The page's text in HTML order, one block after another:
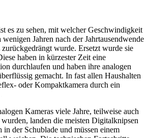
es zu sehen, mit welcher Geschwindigkeit
Jahren nach der Jahrtausendwende
wurde. Ersetzt wurde sie
haben in kürzester Zeit eine
durchlaufen und haben ihre analogen
gemacht. In fast allen Haushalten
oder Kompaktkamera durch ein
Kameras viele Jahre, teilweise auch
landen die meisten Digitalknipsen
in der Schublade und müssen einem